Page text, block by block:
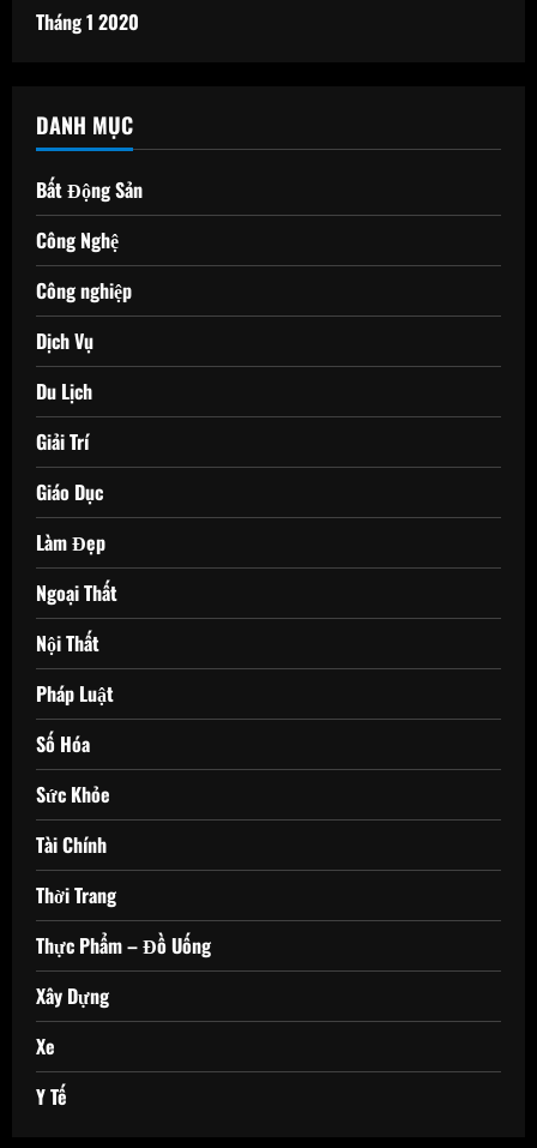
Tháng 1 2020
DANH MỤC
Bất Động Sản
Công Nghệ
Công nghiệp
Dịch Vụ
Du Lịch
Giải Trí
Giáo Dục
Làm Đẹp
Ngoại Thất
Nội Thất
Pháp Luật
Số Hóa
Sức Khỏe
Tài Chính
Thời Trang
Thực Phẩm – Đồ Uống
Xây Dựng
Xe
Y Tế